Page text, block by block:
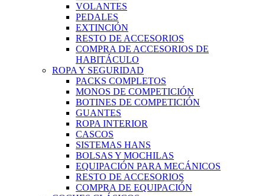
VOLANTES
PEDALES
EXTINCIÓN
RESTO DE ACCESORIOS
COMPRA DE ACCESORIOS DE
HABITÁCULO
ROPA Y SEGURIDAD
PACKS COMPLETOS
MONOS DE COMPETICIÓN
BOTINES DE COMPETICIÓN
GUANTES
ROPA INTERIOR
CASCOS
SISTEMAS HANS
BOLSAS Y MOCHILAS
EQUIPACIÓN PARA MECÁNICOS
RESTO DE ACCESORIOS
COMPRA DE EQUIPACIÓN